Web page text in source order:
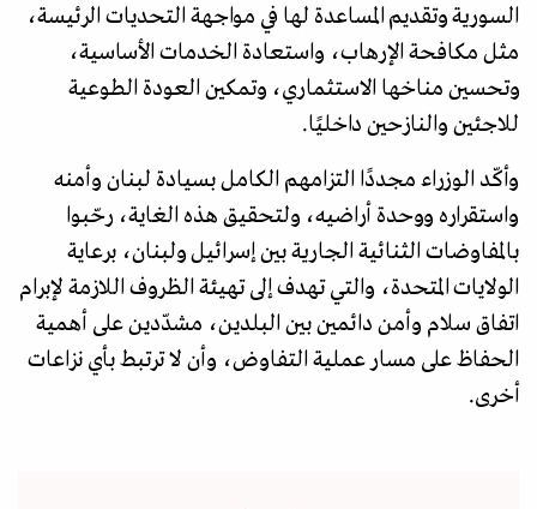
السورية وتقديم المساعدة لها في مواجهة التحديات الرئيسة،
مثل مكافحة الإرهاب، واستعادة الخدمات الأساسية،
وتحسين مناخها الاستثماري، وتمكين العودة الطوعية
للاجئين والنازحين داخليًا.
وأكّد الوزراء مجددًا التزامهم الكامل بسيادة لبنان وأمنه
واستقراره ووحدة أراضيه، ولتحقيق هذه الغاية، رحّبوا
بالمفاوضات الثنائية الجارية بين إسرائيل ولبنان، برعاية
الولايات المتحدة، والتي تهدف إلى تهيئة الظروف اللازمة لإبرام
اتفاق سلام وأمن دائمين بين البلدين، مشدّدين على أهمية
الحفاظ على مسار عملية التفاوض، وأن لا ترتبط بأي نزاعات
أخرى.